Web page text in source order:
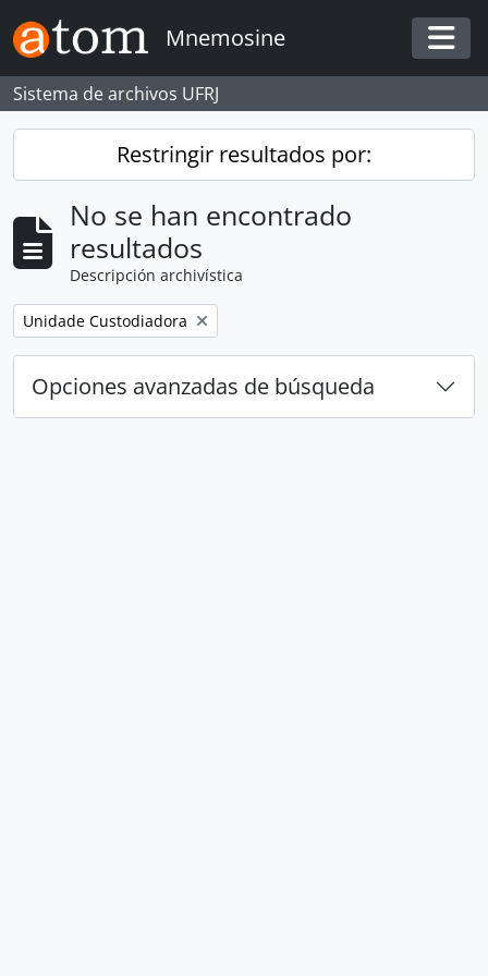
Skip to main content
Mnemosine
Sistema de archivos UFRJ
Restringir resultados por:
No se han encontrado
resultados
Descripción archivística
Remove filter:
Unidade Custodiadora
Opciones avanzadas de búsqueda